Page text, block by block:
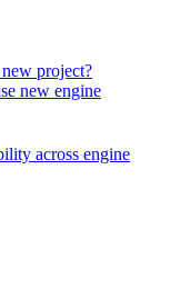
project?
new engine
across engine